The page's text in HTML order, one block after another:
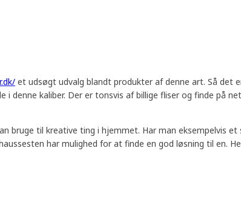
et udsøgt udvalg blandt produkter af denne art. Så det
kaliber. Der er tonsvis af billige fliser og finde på
bruge til kreative ting i hjemmet. Har man eksempelvis
har mulighed for at finde en god løsning til en.